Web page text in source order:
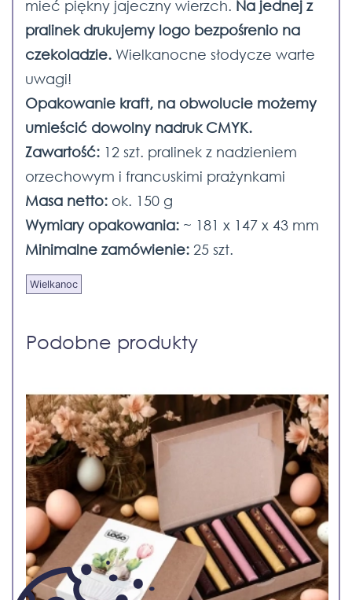
mieć piękny jajeczny wierzch. Na jednej z
pralinek drukujemy logo bezpośrenio na
czekoladzie. Wielkanocne słodycze warte
uwagi!
Opakowanie kraft, na obwolucie możemy
umieścić dowolny nadruk CMYK.
Zawartość: 12 szt. pralinek z nadzieniem
orzechowym i francuskimi prażynkami
Masa netto: ok. 150 g
Wymiary opakowania: ~ 181 x 147 x 43 mm
Minimalne zamówienie: 25 szt.
Wielkanoc
Podobne produkty